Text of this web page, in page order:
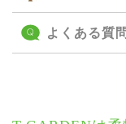
よくある質問